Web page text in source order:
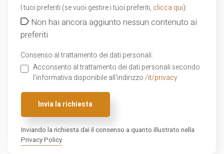
I tuoi preferiti (se vuoi gestire i tuoi preferiti, clicca qui):
Non hai ancora aggiunto nessun contenuto ai
preferiti
Consenso al trattamento dei dati personali:
Acconsento al trattamento dei dati personali secondo
l'informativa disponibile all'indirizzo /it/privacy
Invia la richiesta
Inviando la richiesta dai il consenso a quanto illustrato nella
Privacy Policy